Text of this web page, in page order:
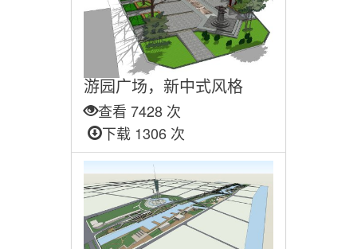
游园广场，新中式风格
查看 7428 次
下载 1306 次